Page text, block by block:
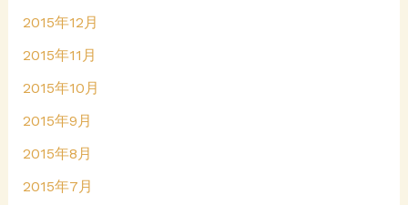
2015年12月
2015年11月
2015年10月
2015年9月
2015年8月
2015年7月